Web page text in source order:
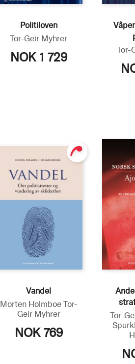
Politiloven
Tor-Geir Myhrer
NOK 1 729
Tor-
Vandel
Morten Holmboe Tor-
Geir Myhrer
NOK 769
Tor-